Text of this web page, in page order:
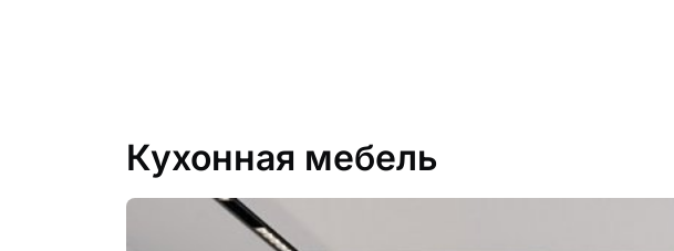
Кухонная мебель